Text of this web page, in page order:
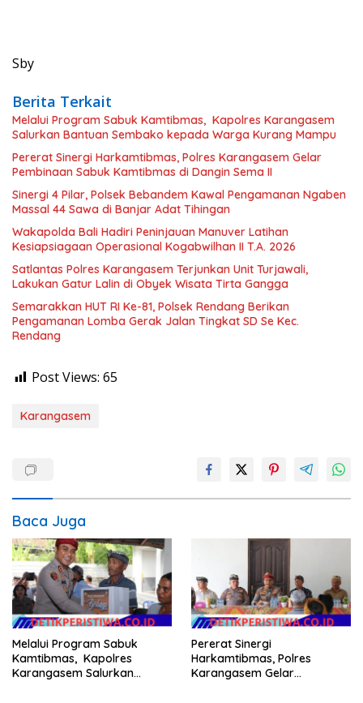
Sby
Berita Terkait
Melalui Program Sabuk Kamtibmas, Kapolres Karangasem
Salurkan Bantuan Sembako kepada Warga Kurang Mampu
Pererat Sinergi Harkamtibmas, Polres Karangasem Gelar
Pembinaan Sabuk Kamtibmas di Dangin Sema II
Sinergi 4 Pilar, Polsek Bebandem Kawal Pengamanan Ngaben
Massal 44 Sawa di Banjar Adat Tihingan
Wakapolda Bali Hadiri Peninjauan Manuver Latihan
Kesiapsiagaan Operasional Kogabwilhan II T.A. 2026
Satlantas Polres Karangasem Terjunkan Unit Turjawali,
Lakukan Gatur Lalin di Obyek Wisata Tirta Gangga
Semarakkan HUT RI Ke-81, Polsek Rendang Berikan
Pengamanan Lomba Gerak Jalan Tingkat SD Se Kec.
Rendang
Post Views: 65
Karangasem
Baca Juga
Melalui Program Sabuk
Kamtibmas, Kapolres
Karangasem Salurkan
Pererat Sinergi
Harkamtibmas, Polres
Karangasem Gelar